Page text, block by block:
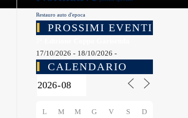
Restauro auto d'epoca
PROSSIMI EVENTI
17/10/2026 - 18/10/2026 -
CALENDARIO
L M M G V S D